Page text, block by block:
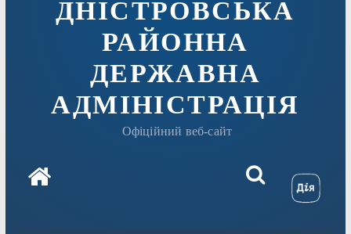
ДНІСТРОВСЬКА
РАЙОННА
ДЕРЖАВНА
АДМІНІСТРАЦІЯ
Офіційний веб-сайт